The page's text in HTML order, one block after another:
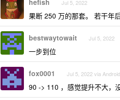
hefish Jul 5, 2022
果断 250 万的那套。 若干年
bestwaytowait Jul 5, 2022
一步到位
fox0001 Jul 5, 2022 via Android
90 -> 110 ，感觉提升不大，